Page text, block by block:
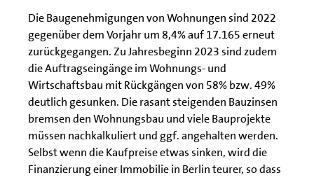
Die Baugenehmigungen von Wohnungen sind 2022
gegenüber dem Vorjahr um 8,4% auf 17.165 erneut
zurückgegangen. Zu Jahresbeginn 2023 sind zudem
die Auftragseingänge im Wohnungs- und
Wirtschaftsbau mit Rückgängen von 58% bzw. 49%
deutlich gesunken. Die rasant steigenden Bauzinsen
bremsen den Wohnungsbau und viele Bauprojekte
müssen nachkalkuliert und ggf. angehalten werden.
Selbst wenn die Kaufpreise etwas sinken, wird die
Finanzierung einer Immobilie in Berlin teurer, so dass